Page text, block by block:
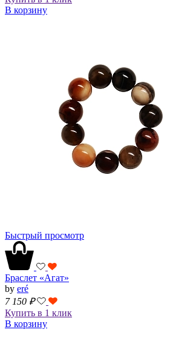
В корзину
Быстрый просмотр
Браслет «Агат»
by eré
7 150 ₽
Купить в 1 клик
В корзину